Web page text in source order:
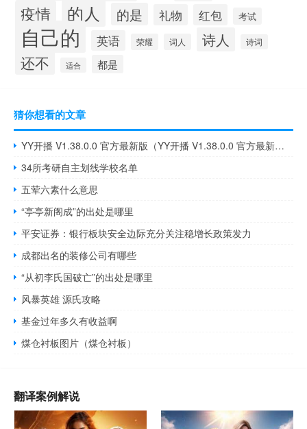
疫情 的人 的是 礼物 红包 考试
自己的 英语 荣耀 词人 诗人 诗词
还不 适合 都是
猜你想看的文章
YY开播 V1.38.0.0 官方最新版（YY开播 V1.38.0.0 官方最新版功能简介）
34所考研自主划线学校名单
五荤六素什么意思
“亭亭新阁成”的出处是哪里
平安证券：银行板块安全边际充分关注稳增长政策发力
成都出名的装修公司有哪些
“从初李氏国破亡”的出处是哪里
风暴英雄 源氏攻略
基金过年多久有收益啊
煤仓衬板图片（煤仓衬板）
翻译案例解说